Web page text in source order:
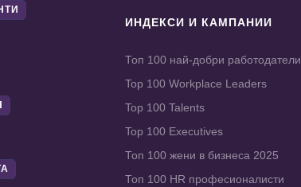
ИНДЕКСИ И КАМПАНИИ
Топ 100 най-добри работодатели
Top 100 Workplace Leaders
Top 100 Talents
Top 100 Executives
Топ 100 жени в бизнеса 2025
Топ 100 HR професионалисти